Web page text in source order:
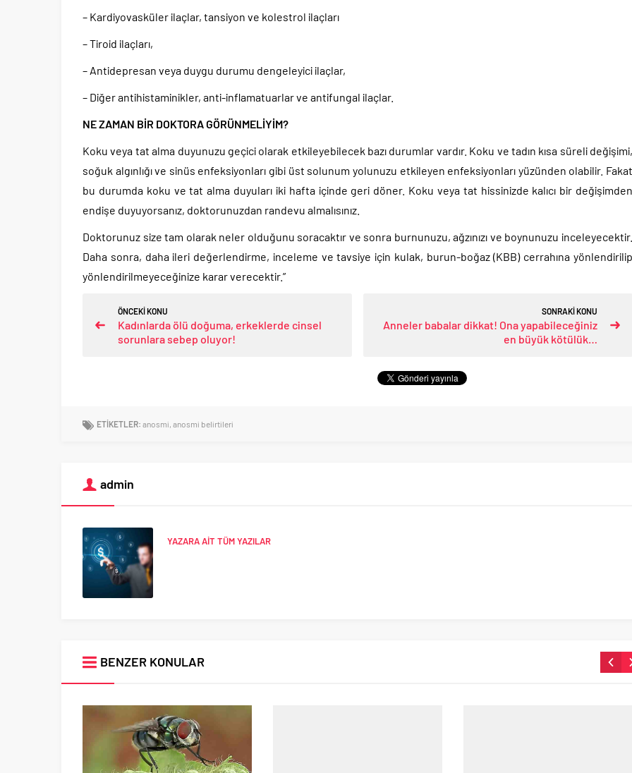
– Kardiyovasküler ilaçlar, tansiyon ve kolestrol ilaçları
– Tiroid ilaçları,
– Antidepresan veya duygu durumu dengeleyici ilaçlar,
– Diğer antihistaminikler, anti-inflamatuarlar ve antifungal ilaçlar.
NE ZAMAN BİR DOKTORA GÖRÜNMELİYİM?
Koku veya tat alma duyunuzu geçici olarak etkileyebilecek bazı durumlar vardır. Koku ve tadın kısa süreli değişimi,
soğuk algınlığı ve sinüs enfeksiyonları gibi üst solunum yolunuzu etkileyen enfeksiyonları yüzünden olabilir. Fakat
bu durumda koku ve tat alma duyuları iki hafta içinde geri döner. Koku veya tat hissinizde kalıcı bir değişimden
endişe duyuyorsanız, doktorunuzdan randevu almalısınız.
Doktorunuz size tam olarak neler olduğunu soracaktır ve sonra burnunuzu, ağzınızı ve boynunuzu inceleyecektir.
Daha sonra, daha ileri değerlendirme, inceleme ve tavsiye için kulak, burun-boğaz (KBB) cerrahına yönlendirilip
yönlendirilmeyeceğinize karar verecektir.”
ÖNCEKİ KONU
Kadınlarda ölü doğuma, erkeklerde cinsel
sorunlara sebep oluyor!
SONRAKİ KONU
Anneler babalar dikkat! Ona yapabileceğiniz
en büyük kötülük…
ETİKETLER: anosmi, anosmi belirtileri
admin
YAZARA AİT TÜM YAZILAR
BENZER KONULAR